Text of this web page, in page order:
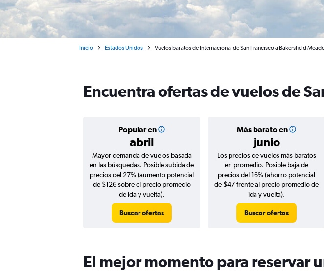
Inicio Estados Unidos Vuelos baratos de Internacional de San Francisco a Bakersfield
Encuentra ofertas de vuelos de
Popular en
abril
Más barato en
junio
Mayor demanda de vuelos basada
en las búsquedas. Posible subida de
precios del 27% (aumento potencial
de $126 sobre el precio promedio
de ida y vuelta).
Buscar ofertas
Los precios de vuelos más baratos
en promedio. Posible baja de
precios del 16% (ahorro potencial
de $47 frente al precio promedio de
ida y vuelta).
Buscar ofertas
El mejor momento para reservar